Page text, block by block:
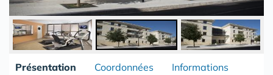
Présentation Coordonnées
Informations